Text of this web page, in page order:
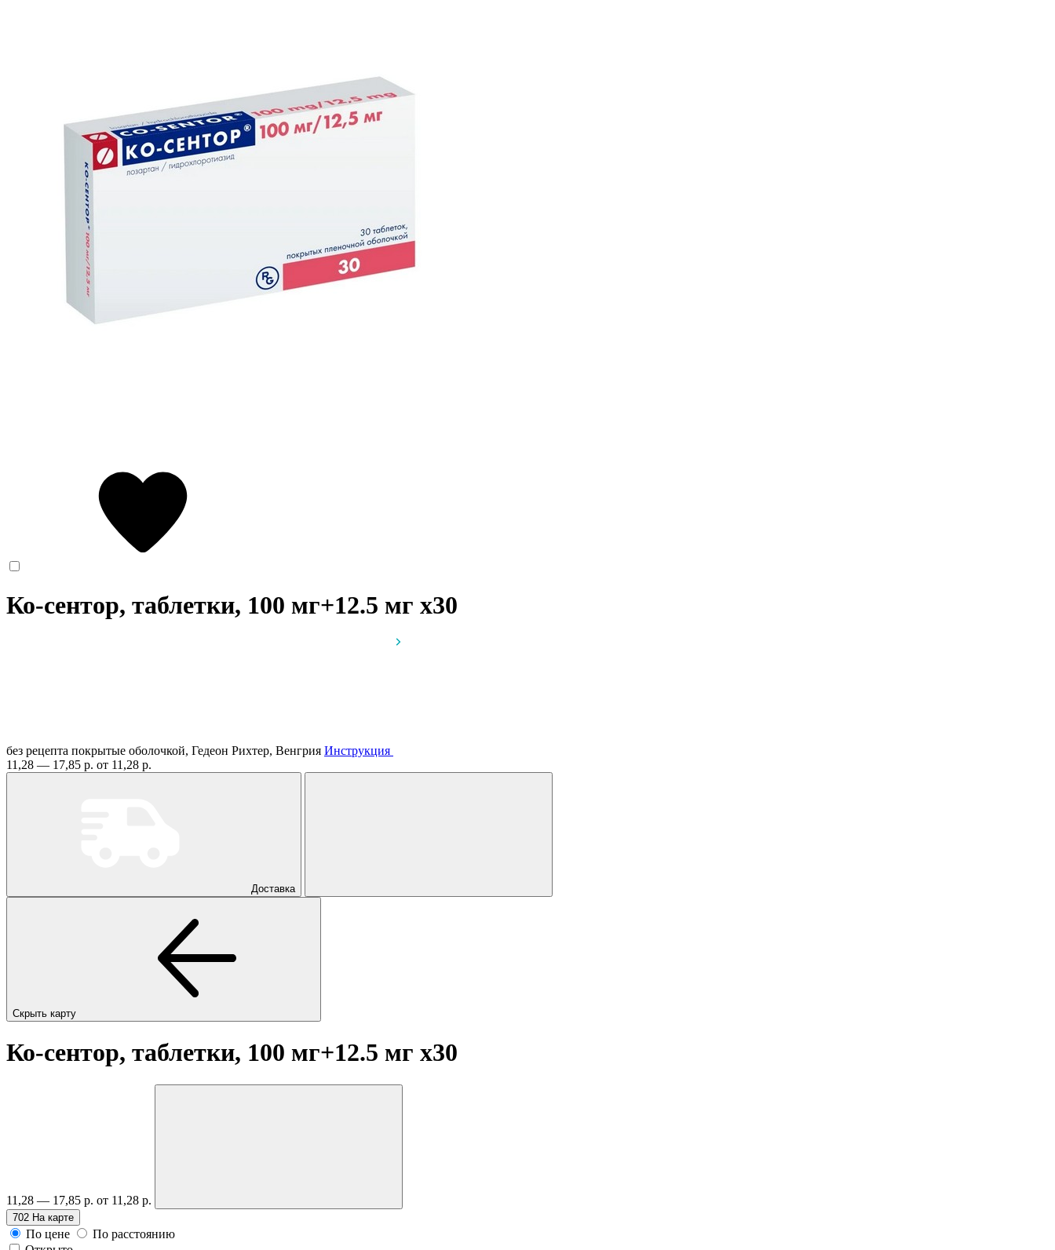
Ко-сентор, таблетки, 100 мг+12.5 мг x30
без рецепта покрытые оболочкой, Гедеон Рихтер, Венгрия Инструкция
11,28 — 17,85 р. от 11,28 р.
Доставка
Скрыть карту
Ко-сентор, таблетки, 100 мг+12.5 мг x30
11,28 — 17,85 р. от 11,28 р.
702 На карте
По цене
По расстоянию